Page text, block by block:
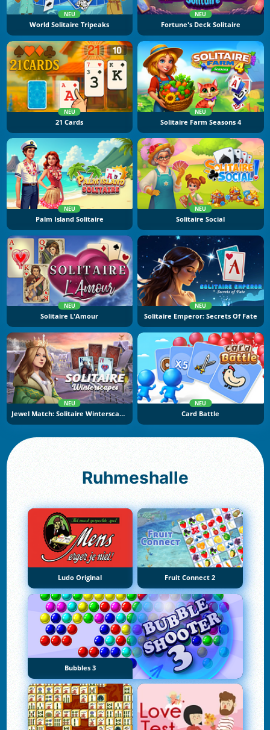
NEU
World Solitaire Tripeaks
NEU
Fortune's Deck Solitaire
NEU
21 Cards
NEU
Solitaire Farm Seasons 4
NEU
Palm Island Solitaire
NEU
Solitaire Social
NEU
Solitaire L'Amour
NEU
Solitaire Emperor: Secrets Of Fate
NEU
Jewel Match: Solitaire Winterscapes
NEU
Card Battle
Ruhmeshalle
Ludo Original Fruit Connect 2
Bubbles 3